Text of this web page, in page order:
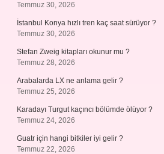
Temmuz 30, 2026
İstanbul Konya hızlı tren kaç saat sürüyor ?
Temmuz 30, 2026
Stefan Zweig kitapları okunur mu ?
Temmuz 28, 2026
Arabalarda LX ne anlama gelir ?
Temmuz 25, 2026
Karadayı Turgut kaçıncı bölümde ölüyor ?
Temmuz 24, 2026
Guatr için hangi bitkiler iyi gelir ?
Temmuz 22, 2026